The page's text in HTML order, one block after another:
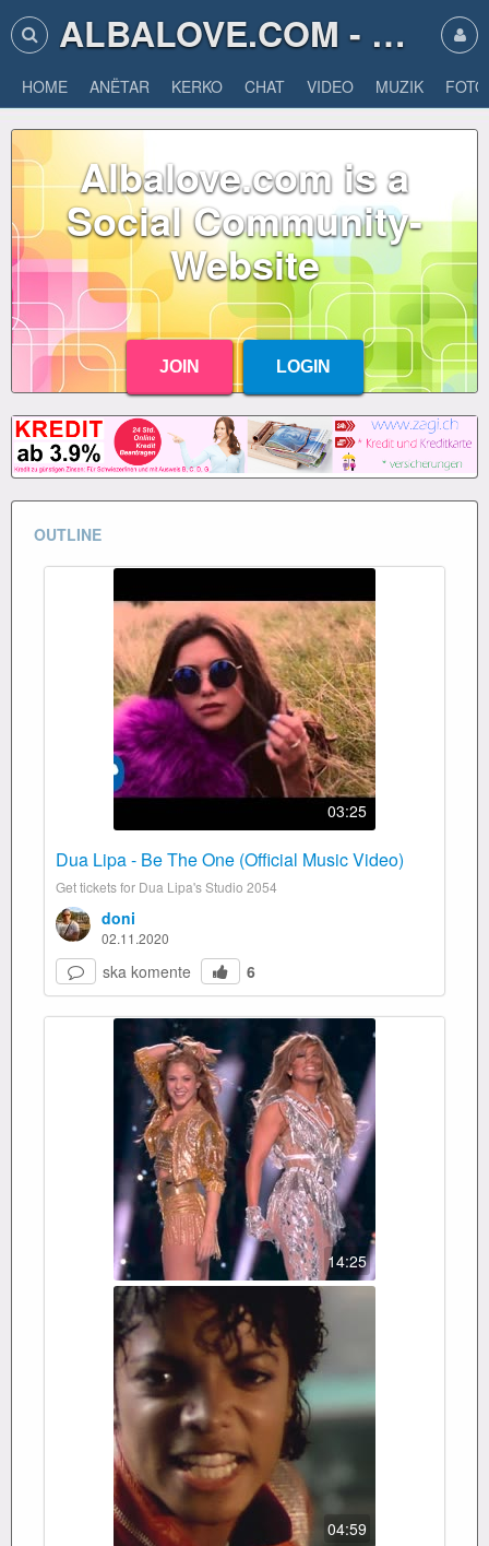
ALBALOVE.COM - ALBA LOVE
HOME ANËTAR KERKO CHAT VIDEO MUZIK FOTO
Albalove.com is a
Social Community-
Website
JOIN LOGIN
OUTLINE
03:25
Dua Lipa - Be The One (Official Music Video)
Get tickets for Dua Lipa's Studio 2054
doni
02.11.2020
ska komente 6
14:25
04:59